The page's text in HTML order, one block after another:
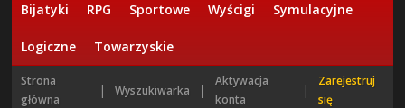
Bijatyki RPG Sportowe Wyścigi Symulacyjne
Logiczne Towarzyskie
Strona
główna
| Wyszukiwarka |
Aktywacja
konta
|
Zarejestruj
się